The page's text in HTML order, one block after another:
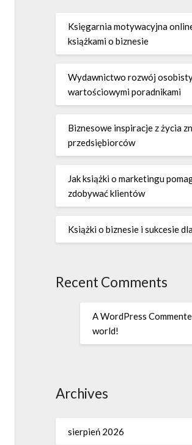
Księgarnia motywacyjna
książkami o biznesie
Wydawnictwo rozwój
wartościowymi poradnikami
Biznesowe inspiracje z życia
przedsiębiorców
Jak książki o marketingu
zdobywać klientów
Książki o biznesie i sukcesie
Recent Comments
A WordPress
world!
Archives
sierpień 2026